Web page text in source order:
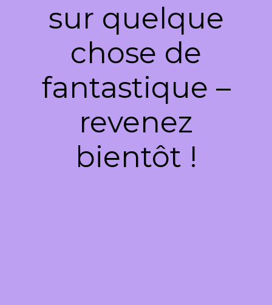
sur quelque
chose de
fantastique –
revenez
bientôt !